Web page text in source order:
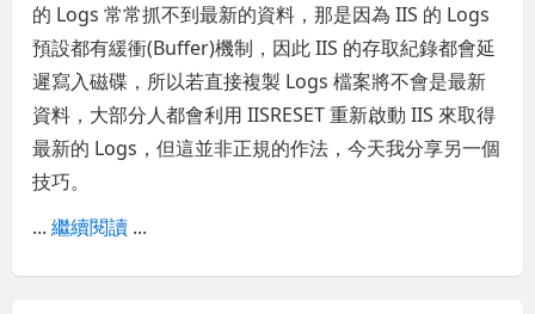
的 Logs 常常抓不到最新的資料，那是因為 IIS 的 Logs
預設都有緩衝(Buffer)機制，因此 IIS 的存取紀錄都會延
遲寫入磁碟，所以若直接複製 Logs 檔案將不會是最新
資料，大部分人都會利用 IISRESET 重新啟動 IIS 來取得
最新的 Logs，但這並非正規的作法，今天我分享另一個
技巧。
...繼續閱讀 ...